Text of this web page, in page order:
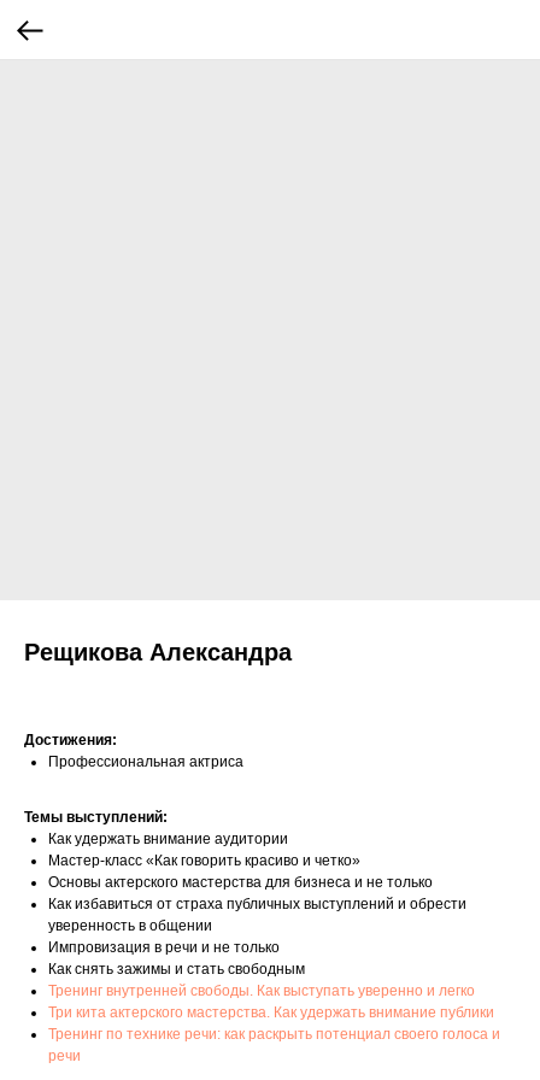
Рещикова Александра
Достижения:
Профессиональная актриса
Темы выступлений:
Как удержать внимание аудитории
Мастер-класс «Как говорить красиво и четко»
Основы актерского мастерства для бизнеса и не только
Как избавиться от страха публичных выступлений и обрести
уверенность в общении
Импровизация в речи и не только
Как снять зажимы и стать свободным
Тренинг внутренней свободы. Как выступать уверенно и легко
Три кита актерского мастерства. Как удержать внимание публики
Тренинг по технике речи: как раскрыть потенциал своего голоса и
речи